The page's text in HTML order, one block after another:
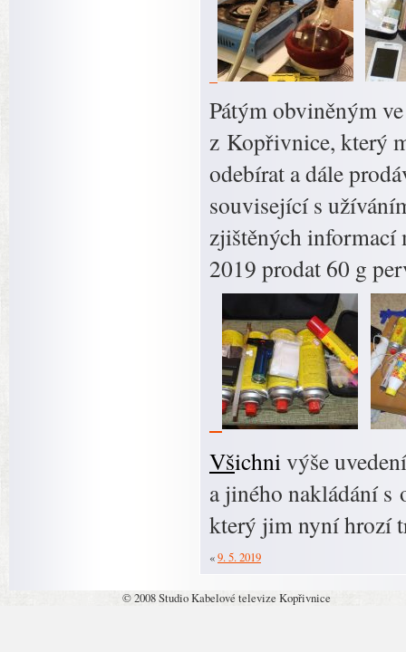
Pátým obviněným
z Kopřivnice, který
odebírat a dále
související s
zjištěných informací
2019 prodat 60 g
Všichnivýše
a jiného nakládání s
který jim nyní hrozí
«9. 5. 2019
© 2008 Studio Kabelové televize Kopřivnice